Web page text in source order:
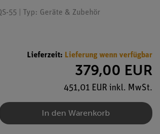
55 | Typ: Geräte & Zubehör
Lieferzeit: Lieferung wenn verfügbar
379,00 EUR
451,01 EUR inkl. MwSt.
In den Warenkorb